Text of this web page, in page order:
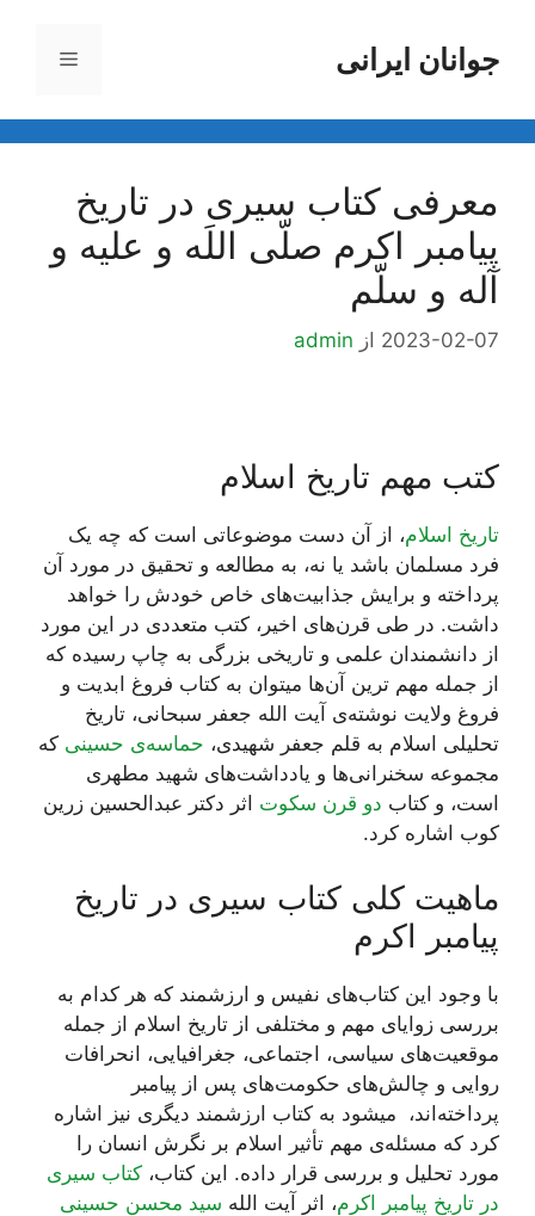
محتواجوانان ایرانی فهرست
معرفی کتاب سیری در تاریخ
پیامبر اکرم صلّی اللَه و علیه و
آله و سلّم
2023-02-07 از admin
کتب مهم تاریخ اسلام
تاریخ اسلام، از آن دست موضوعاتی است که چه یک
فرد مسلمان باشد یا نه، به مطالعه و تحقیق در مورد آن
پرداخته و برایش جذابیت‌های خاص خودش را خواهد
داشت. در طی قرن‌های اخیر، کتب متعددی در این مورد
از دانشمندان علمی و تاریخی بزرگی به چاپ رسیده که
از جمله مهم ترین آن‌ها میتوان به کتاب فروغ ابدیت و
فروغ ولایت نوشته‌ی آیت الله جعفر سبحانی، تاریخ
تحلیلی اسلام به قلم جعفر شهیدی، حماسه‌ی حسینی که
مجموعه سخنرانی‌ها و یادداشت‌های شهید مطهری
است، و کتاب دو قرن سکوت اثر دکتر عبدالحسین زرین
کوب اشاره کرد.
ماهیت کلی کتاب سیری در تاریخ
پیامبر اکرم
با وجود این کتاب‌های نفیس و ارزشمند که هر کدام به
بررسی زوایای مهم و مختلفی از تاریخ اسلام از جمله
موقعیت‌های سیاسی، اجتماعی، جغرافیایی، انحرافات
روایی و چالش‌های حکومت‌های پس از پیامبر
پرداخته‌اند، میشود به کتاب ارزشمند دیگری نیز اشاره
کرد که مسئله‌ی مهم تأثیر اسلام بر نگرش انسان را
مورد تحلیل و بررسی قرار داده. این کتاب، کتاب سیری
در تاریخ پیامبر اکرم، اثر آیت الله سید محسن حسینی